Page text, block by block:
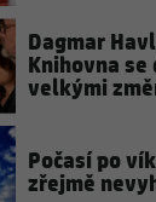
Dagmar
Knihovna
velkými
Počasí po
zřejmě